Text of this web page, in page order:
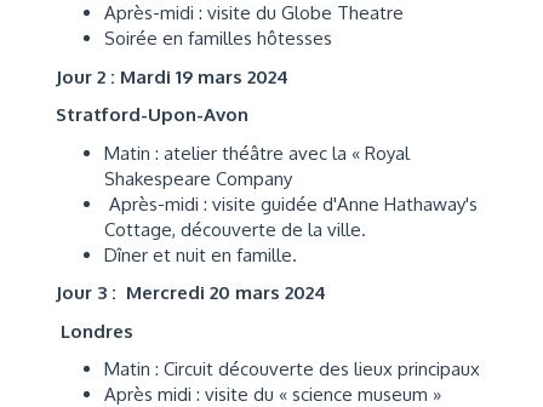
Après-midi : visite du Globe Theatre
Soirée en familles hôtesses
Jour 2 : Mardi 19 mars 2024
Stratford-Upon-Avon
Matin : atelier théâtre avec la « Royal
Shakespeare Company
Après-midi : visite guidée d'Anne Hathaway's
Cottage, découverte de la ville.
Dîner et nuit en famille.
Jour 3 : Mercredi 20 mars 2024
Londres
Matin : Circuit découverte des lieux principaux
Après midi : visite du « science museum »